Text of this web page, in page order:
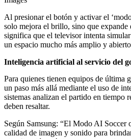
Al presionar el botón y activar el
solo mejora el brillo, sino que expande
significa que el televisor intenta
un espacio mucho más amplio y
Inteligencia artificial al servicio del
Para quienes tienen equipos de última
un paso más allá mediante el uso de
sistemas analizan el partido en tiempo
deben resaltar.
Según Samsung: “El Modo AI Soccer
calidad de imagen y sonido para